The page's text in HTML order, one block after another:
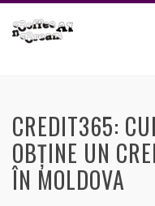
CREDIT365:
OBȚINE UN
ÎN MOLDOVA